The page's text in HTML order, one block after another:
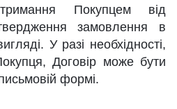
Покупцем від
замовлення в
У разі необхідності,
Договір може бути
формі.